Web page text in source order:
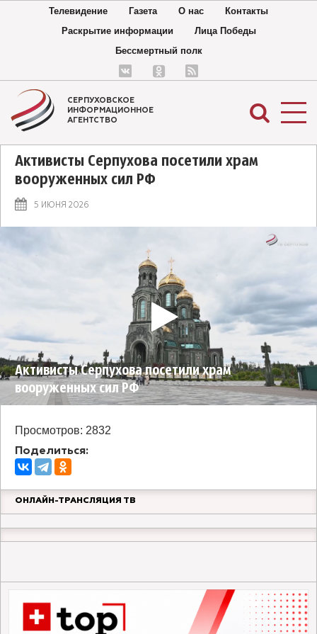
Телевидение Газета О нас
Контакты
Раскрытие информации
Лица Победы
Бессмертный полк
СЕРПУХОВСКОЕ
ИНФОРМАЦИОННОЕ
АГЕНТСТВО
Активисты Серпухова посетили храм
вооруженных сил РФ
5 ИЮНЯ 2026
Активисты Серпухова посетили храм
вооруженных сил РФ
Просмотров: 2832
Поделиться:
ОНЛАЙН-ТРАНСЛЯЦИЯ ТВ